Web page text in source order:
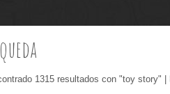
1315 resultados con "toy story" |